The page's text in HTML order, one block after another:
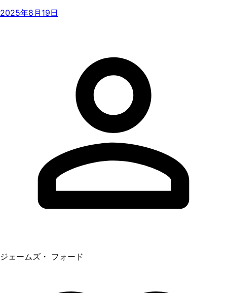
2025年8月19日
ジェームズ・ フォード